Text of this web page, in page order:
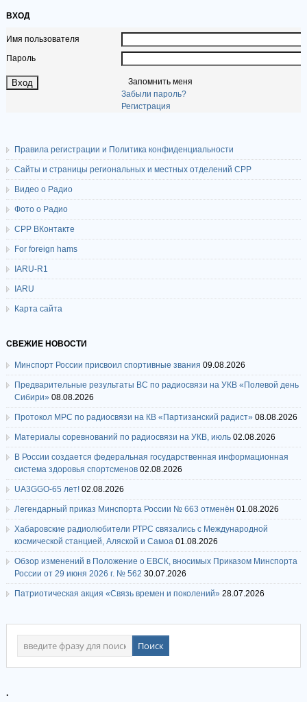
ВХОД
Имя пользователя
Пароль
Запомнить меня
Забыли пароль?
Регистрация
Правила регистрации и Политика конфиденциальности
Сайты и страницы региональных и местных отделений СРР
Видео о Радио
Фото о Радио
СРР ВКонтакте
For foreign hams
IARU-R1
IARU
Карта сайта
СВЕЖИЕ НОВОСТИ
Минспорт России присвоил спортивные звания 09.08.2026
Предварительные результаты ВС по радиосвязи на УКВ «Полевой день
Сибири» 08.08.2026
Протокол МРС по радиосвязи на КВ «Партизанский радист» 08.08.2026
Материалы соревнований по радиосвязи на УКВ, июль 02.08.2026
В России создается федеральная государственная информационная
система здоровья спортсменов 02.08.2026
UA3GGO-65 лет! 02.08.2026
Легендарный приказ Минспорта России № 663 отменён 01.08.2026
Хабаровские радиолюбители РТРС связались с Международной
космической станцией, Аляской и Самоа 01.08.2026
Обзор изменений в Положение о ЕВСК, вносимых Приказом Минспорта
России от 29 июня 2026 г. № 562 30.07.2026
Патриотическая акция «Связь времен и поколений» 28.07.2026
.